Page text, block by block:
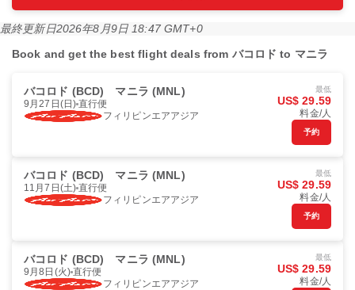
最終更新日2026年8月9日 18:47 GMT+0
Book and get the best flight deals from バコロド to マニラ
バコロド (BCD) マニラ (MNL)
9月27日(日) 直行便
フィリピンエアアジア
最低
US$ 29.59
料金/人
予約
バコロド (BCD) マニラ (MNL)
11月7日(土) 直行便
フィリピンエアアジア
最低
US$ 29.59
料金/人
予約
バコロド (BCD) マニラ (MNL)
9月8日(火) 直行便
フィリピンエアアジア
最低
US$ 29.59
料金/人